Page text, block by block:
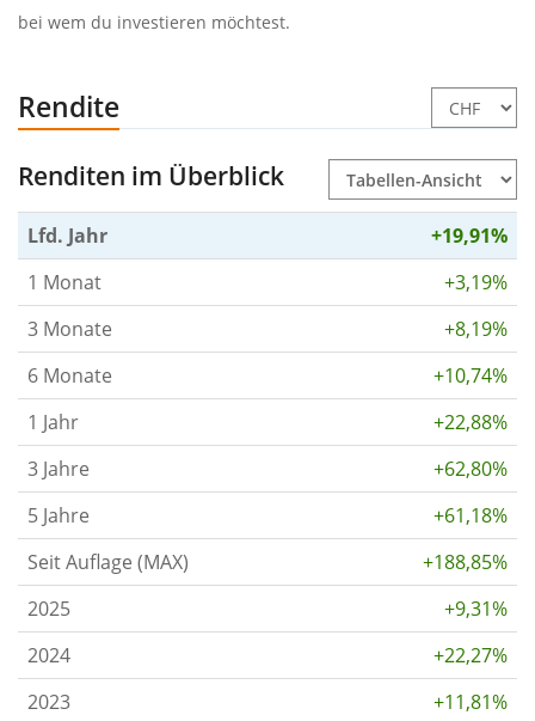
bei wem du investieren möchtest.
Rendite
Renditen im Überblick
Lfd. Jahr
+19,91%
1 Monat
+3,19%
3 Monate
+8,19%
6 Monate
+10,74%
1 Jahr
+22,88%
3 Jahre
+62,80%
5 Jahre
+61,18%
Seit Auflage (MAX)
+188,85%
2025
+9,31%
2024
+22,27%
2023
+11,81%